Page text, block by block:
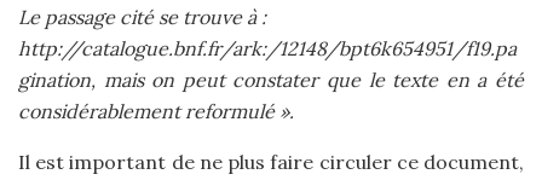
Le passage cité se trouve à :
http://catalogue.bnf.fr/ark:/12148/bpt6k654951/f19.pa
gination, mais on peut constater que le texte en a été
considérablement reformulé ».
Il est important de ne plus faire circuler ce document,